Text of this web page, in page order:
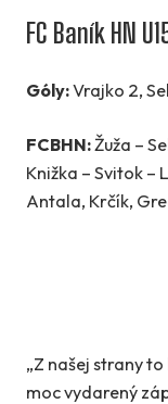
FC Baník HN
Góly:Vrajko 2,
FCBHN:Žuža –
Knižka – Svitok –
Antala, Krčík,
„Z našej strany
moc vydarený